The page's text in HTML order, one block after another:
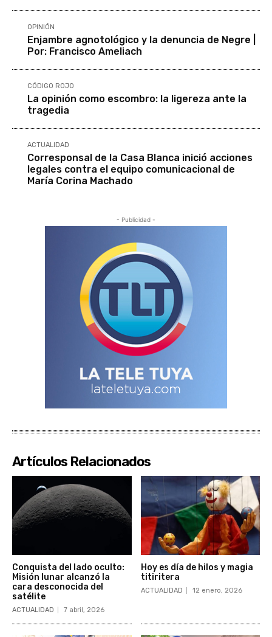
OPINIÓN
Enjambre agnotológico y la denuncia de Negre |
Por: Francisco Ameliach
CÓDIGO ROJO
La opinión como escombro: la ligereza ante la
tragedia
ACTUALIDAD
Corresponsal de la Casa Blanca inició acciones
legales contra el equipo comunicacional de
María Corina Machado
- Publicidad -
Artículos Relacionados
Conquista del lado oculto:
Misión lunar alcanzó la
cara desconocida del
satélite
ACTUALIDAD 7 abril, 2026
Hoy es día de hilos y magia
titiritera
ACTUALIDAD 12 enero, 2026